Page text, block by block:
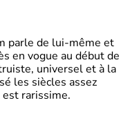
parle de lui-même et
en vogue au début de
universel et à la
les siècles assez
rarissime.